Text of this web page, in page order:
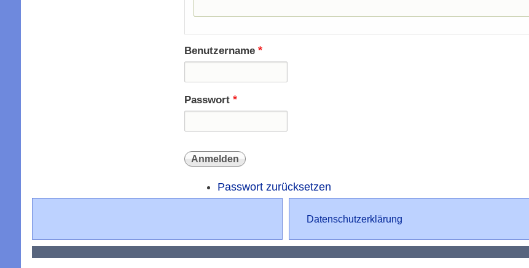
Benutzername
Passwort
Passwort zurücksetzen
Datenschutz
Datenschutzerklärung